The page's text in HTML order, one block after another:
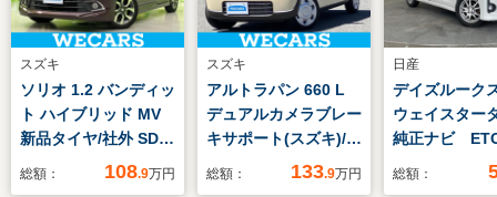
スズキ
ソリオ 1.2 バンディッ
ト ハイブリッド MV
新品タイヤ/社外 SDナ
ビ/衝突安全装置/両側
総額： 108.9万円
スズキ
アルトラパン 660 L
デュアルカメラブレー
キサポート(スズキ)/シ
ートヒーター 運転席/
総額： 133.9万円
日産
デイズルーク
ウェイスター
純正ナビ
ドライブレ
総額：